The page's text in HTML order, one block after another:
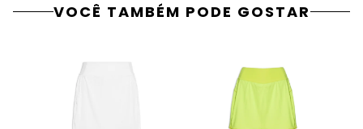
VOCÊ TAMBÉM PODE GOSTAR